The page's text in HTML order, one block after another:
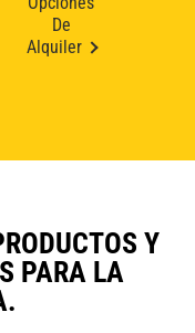
De
Alquiler
Y
PARA LA